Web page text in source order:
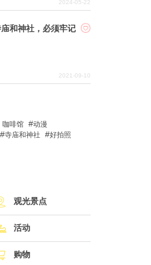
2024-05-22
和神社，必须牢记
2021-09-10
咖啡馆
动漫
寺庙和神社
好拍照
观光景点
活动
购物